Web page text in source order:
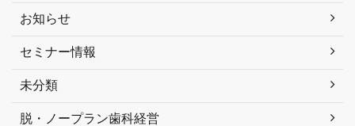
お知らせ
セミナー情報
未分類
脱・ノープラン歯科経営